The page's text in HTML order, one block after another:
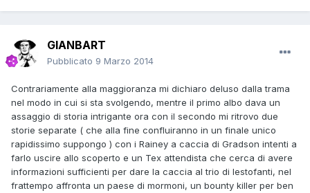
GIANBART
Pubblicato 9 Marzo 2014
Contrariamente alla maggioranza mi dichiaro deluso dalla trama
nel modo in cui si sta svolgendo, mentre il primo albo dava un
assaggio di storia intrigante ora con il secondo mi ritrovo due
storie separate ( che alla fine confluiranno in un finale unico
rapidissimo suppongo ) con i Rainey a caccia di Gradson intenti a
farlo uscire allo scoperto e un Tex attendista che cerca di avere
informazioni sufficienti per dare la caccia al trio di lestofanti, nel
frattempo affronta un paese di mormoni, un bounty killer per ben